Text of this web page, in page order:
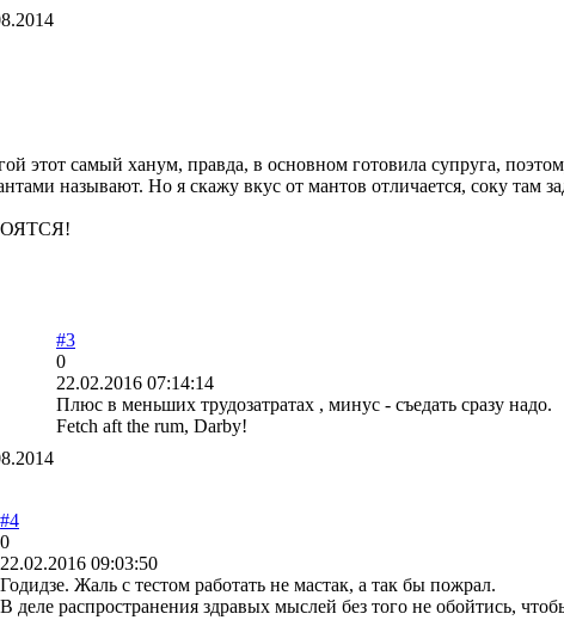
этот самый ханум, правда, в основном готовила супруга,
называют. Но я скажу вкус от мантов отличается, соку там
#3
0
22.02.2016 07:14:14
Плюс в меньших трудозатратах , минус - съедать сразу надо.
Fetch aft the rum, Darby!
#4
0
22.02.2016 09:03:50
Годидзе. Жаль с тестом работать не мастак, а так бы пожрал.
В деле распространения здравых мыслей без того не обойтись,